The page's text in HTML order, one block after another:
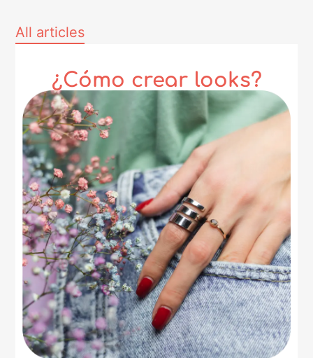
All articles
¿Cómo crear looks?